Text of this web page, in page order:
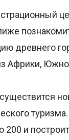
древнего
Африки,
200 и